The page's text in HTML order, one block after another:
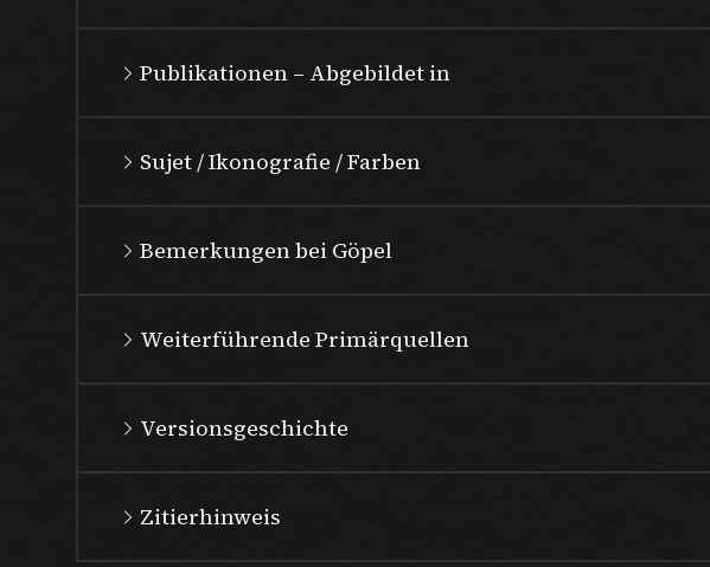
Publikationen – Abgebildet in
Sujet / Ikonografie / Farben
Bemerkungen bei Göpel
Weiterführende Primärquellen
Versionsgeschichte
Zitierhinweis